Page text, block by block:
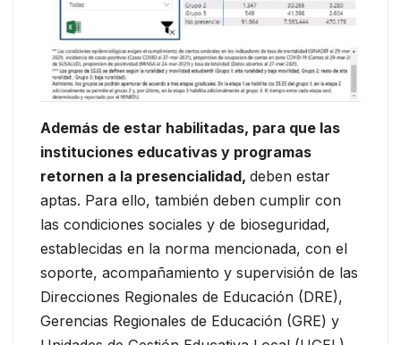
Además de estar habilitadas, para que las
instituciones educativas y programas
retornen a la presencialidad, deben estar
aptas. Para ello, también deben cumplir con
las condiciones sociales y de bioseguridad,
establecidas en la norma mencionada, con el
soporte, acompañamiento y supervisión de las
Direcciones Regionales de Educación (DRE),
Gerencias Regionales de Educación (GRE) y